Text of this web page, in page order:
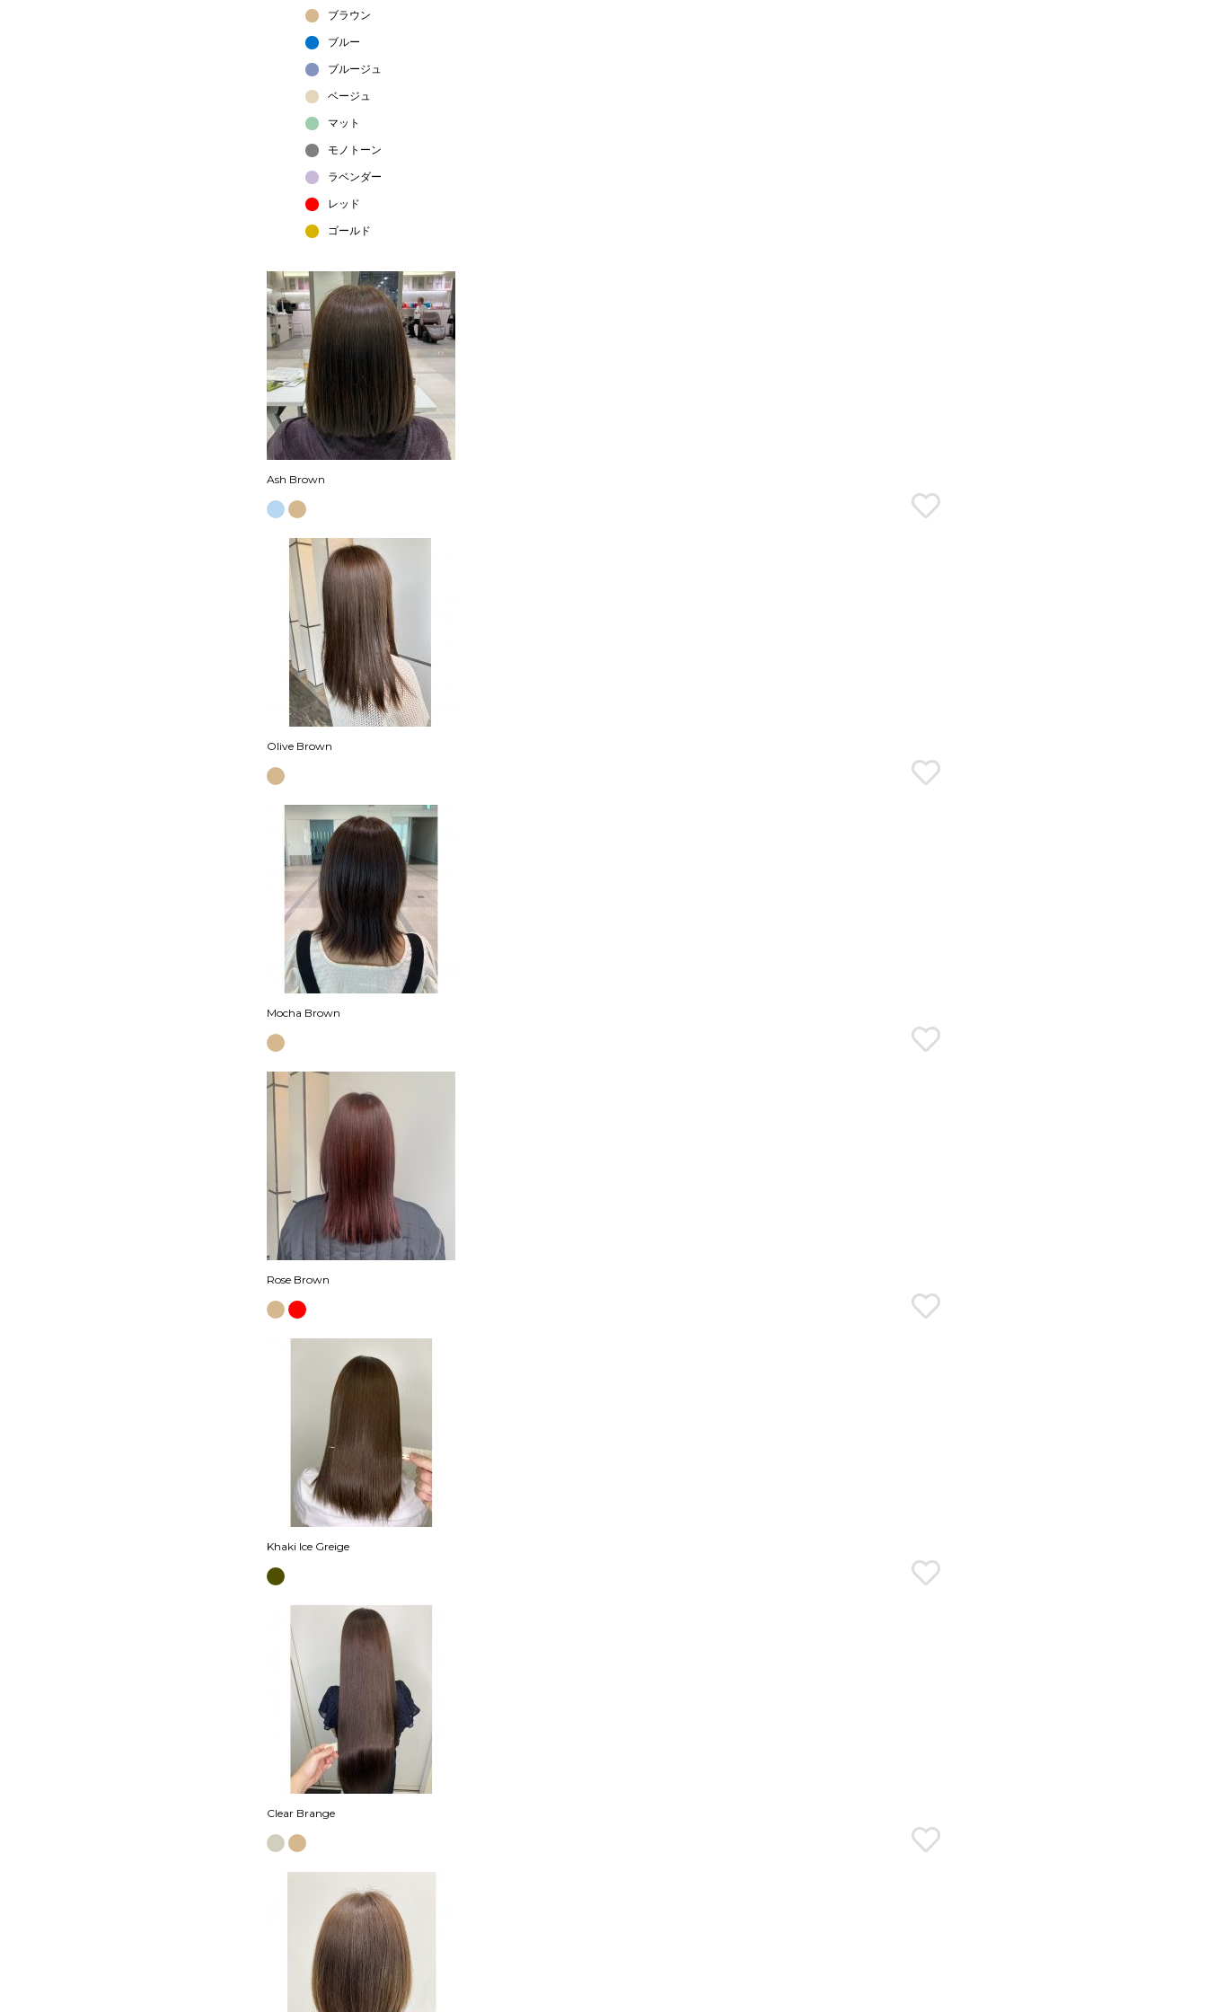
ブラウン
ブルー
ブルージュ
ベージュ
マット
モノトーン
ラベンダー
レッド
ゴールド
Ash Brown
Olive Brown
Mocha Brown
Rose Brown
Khaki Ice Greige
Clear Brange